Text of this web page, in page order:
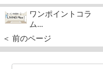
ワンポイントコラ
ム...
＜ 前のページ